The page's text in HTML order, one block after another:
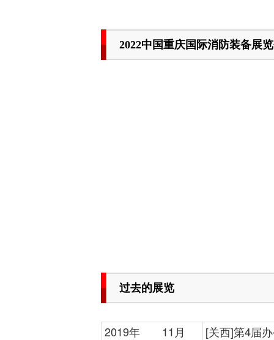
2022中国重庆国际消防装备展
过去的展览
2019年 11月
[关西]第4届